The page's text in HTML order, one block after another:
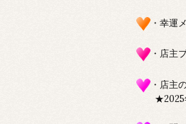
・幸運
・店主
・店主
★2025